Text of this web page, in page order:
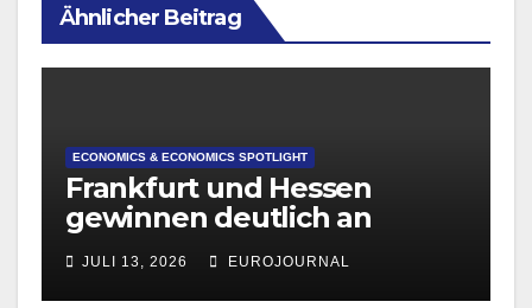
Ähnlicher Beitrag
ECONOMICS & ECONOMICS SPOTLIGHT
Frankfurt und Hessen
gewinnen deutlich an
Attraktivität für Startup-
Gründungen
JULI 13, 2026 EUROJOURNAL